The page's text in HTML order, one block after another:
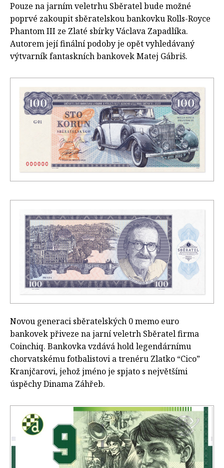
Pouze na jarním veletrhu Sběratel bude možné
poprvé zakoupit sběratelskou bankovku Rolls-Royce
Phantom III ze Zlaté sbírky Václava Zapadlíka.
Autorem její finální podoby je opět vyhledávaný
výtvarník fantaskních bankovek Matej Gábriš.
Novou generaci sběratelských 0 memo euro
bankovek přiveze na jarní veletrh Sběratel firma
Coinchiq. Bankovka vzdává hold legendárnímu
chorvatskému fotbalistovi a trenéru Zlatko “Cico”
Kranjčarovi, jehož jméno je spjato s největšími
úspěchy Dinama Záhřeb.